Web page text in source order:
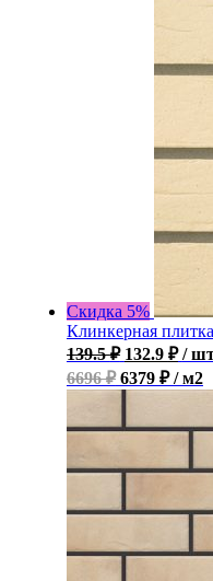
Скидка 5%
Клинкерная
139.5₽ 132.9 ₽ /
6696 ₽6379 ₽ / м2